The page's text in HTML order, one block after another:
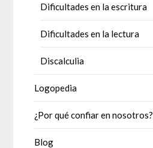
Dificultades en la escritura
Dificultades en la lectura
Discalculia
Logopedia
¿Por qué confiar en nosotros?
Blog